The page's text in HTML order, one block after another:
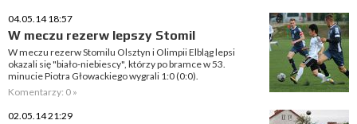
04.05.14 18:57
W meczu rezerw lepszy Stomil
W meczu rezerw Stomilu Olsztyn i Olimpii Elbląg lepsi
okazali się "biało-niebiescy", którzy po bramce w 53.
minucie Piotra Głowackiego wygrali 1:0 (0:0).
Komentarzy: 0 »
02.05.14 21:29